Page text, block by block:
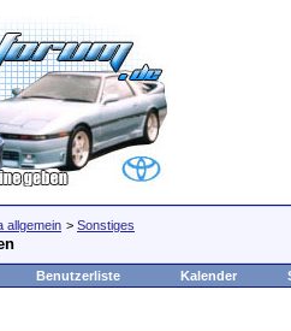
allgemein > Sonstiges
Benutzerliste Kalender